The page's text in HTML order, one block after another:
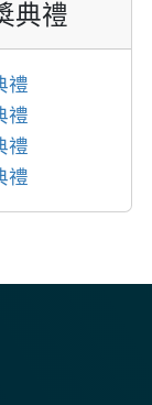
典禮
禮
禮
禮
禮